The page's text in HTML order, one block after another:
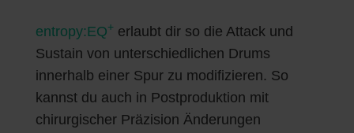
entropy:EQ+ erlaubt dir so die Attack und
Sustain von unterschiedlichen Drums
innerhalb einer Spur zu modifizieren. So
kannst du auch in Postproduktion mit
chirurgischer Präzision Änderungen